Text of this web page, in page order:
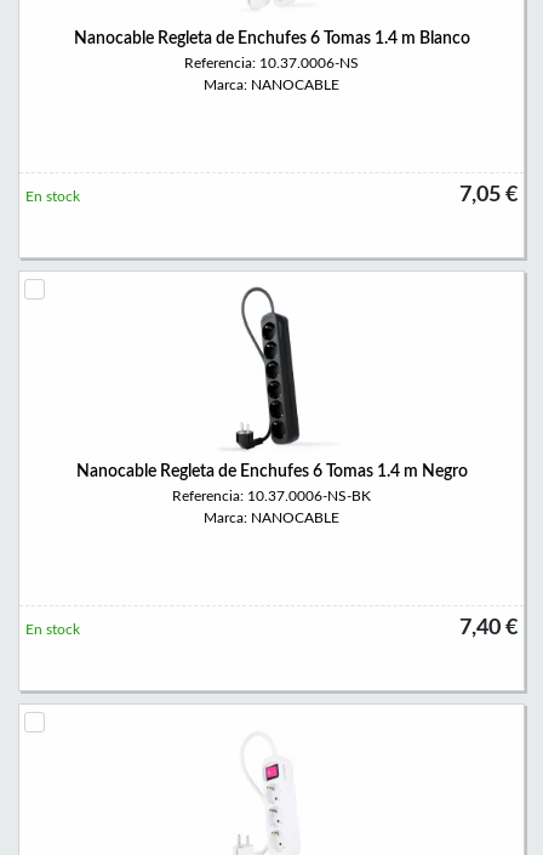
Nanocable Regleta de Enchufes 6 Tomas 1.4 m Blanco
Referencia: 10.37.0006-NS
Marca: NANOCABLE
7,05 €
En stock
Nanocable Regleta de Enchufes 6 Tomas 1.4 m Negro
Referencia: 10.37.0006-NS-BK
Marca: NANOCABLE
7,40 €
En stock